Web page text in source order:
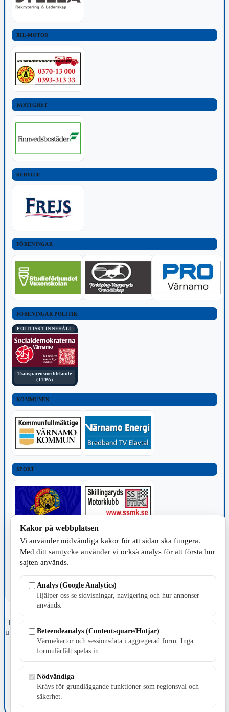
BIL-MOTOR
FASTIGHET
SERVICE
FÖRENINGAR
FÖRENINGAR POLITIK
POLITISKT INNEHÅLL
Transparensmeddelande
(TTPA)
KOMMUNEN
SPORT
TILLVERKNING
Fristående webbtidningsföretag grundat 1991 som sedan 2002 ger
ut tidningen Skillingaryd.nu och 2010 lanserades Värnamo.nu. Från
april 2026 omfattar Skillingaryd.nu tre kommuner: Gnosjö,
Värnamo och Vaggeryds kommun.
Kontakta oss
E-post: redaktionen@skillingaryd.nu
Postadress: Gisslaköp 1, 568 92 Skillingaryd
Kakor på webbplatsen
Vi använder nödvändiga kakor för att sidan ska fungera.
Med ditt samtycke använder vi också analys för att förstå hur
sajten används.
Analys (Google Analytics)
Hjälper oss se sidvisningar, navigering och hur annonser
används.
Beteendeanalys (Contentsquare/Hotjar)
Värmekartor och sessionsdata i aggregerad form. Inga
formulärfält spelas in.
Nödvändiga
Krävs för grundläggande funktioner som regionsval och
säkerhet.